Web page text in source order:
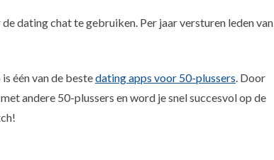
dating chat te gebruiken. Per jaar versturen leden van
één van de bestedating apps voor 50-plussers. Door
andere 50-plussers en word je snel succesvol op de